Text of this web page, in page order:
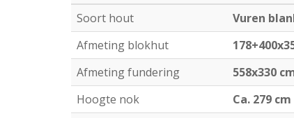
Soort hout
Vuren
Afmeting blokhut
Afmeting fundering
558x330
Hoogte nok
Ca. 279 cm